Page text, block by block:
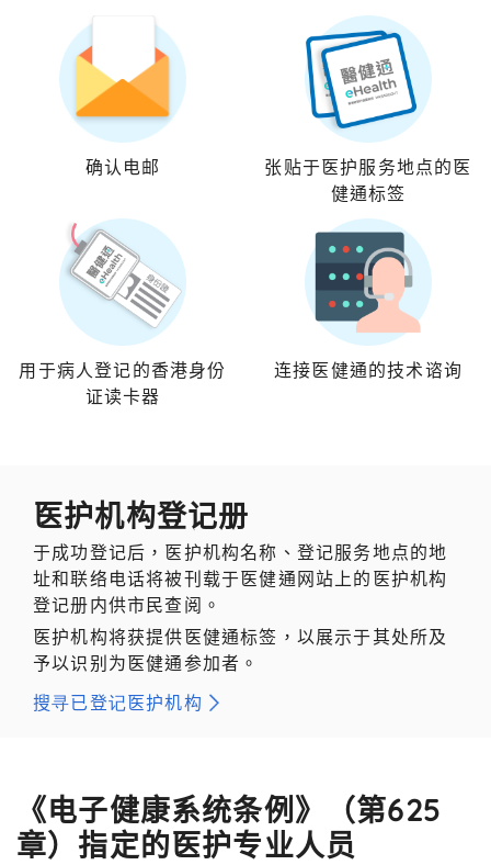
确认电邮
张贴于医护服务地点的医
健通标签
用于病人登记的香港身份
证读卡器
连接医健通的技术谘询
医护机构登记册
于成功登记后，医护机构名称、登记服务地点的地
址和联络电话将被刊载于医健通网站上的医护机构
登记册内供市民查阅。
医护机构将获提供医健通标签，以展示于其处所及
予以识别为医健通参加者。
搜寻已登记医护机构
《电子健康系统条例》（第625
章）指定的医护专业人员